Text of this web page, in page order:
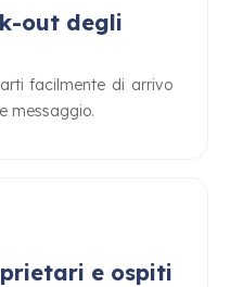
out degli
facilmente di arrivo
messaggio.
e ospiti